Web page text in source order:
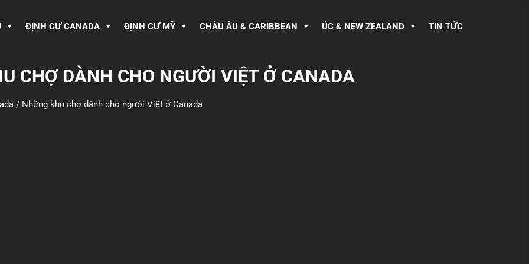
ĐỊNH CƯ CANADA ĐỊNH CƯ MỸ CHÂU ÂU & CARIBBEAN ÚC & NEW ZEALAND TIN TỨC
CHỢ DÀNH CHO NGƯỜI VIỆT Ở CANADA
/ Những khu chợ dành cho người Việt ở Canada